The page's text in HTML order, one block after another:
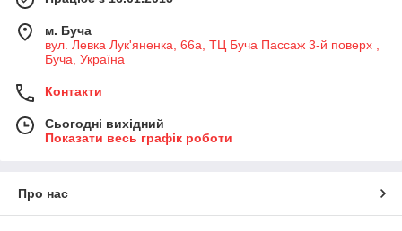
м. Буча
вул. Левка Лук'яненка, 66а, ТЦ Буча Пассаж 3-й поверх ,
Буча, Україна
Контакти
Сьогодні вихідний
Показати весь графік роботи
Про нас